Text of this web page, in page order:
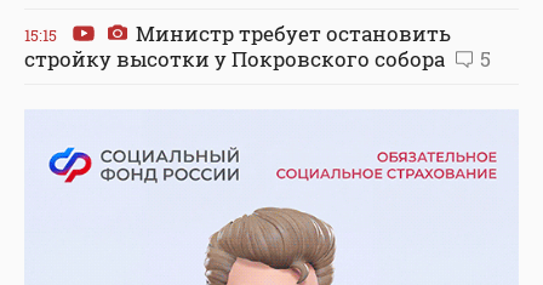
15:15
Министр требует остановить
стройку высотки у Покровского собора
5